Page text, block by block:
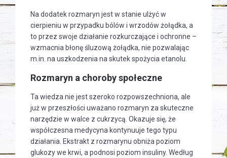
Na dodatek rozmaryn jest w stanie ulżyć w
cierpieniu w przypadku bólów i wrzodów żołądka, a
to przez swoje działanie rozkurczające i ochronne –
wzmacnia błonę śluzową żołądka, nie pozwalając
m.in. na uszkodzenia na skutek spożycia etanolu.
Rozmaryn a choroby społeczne
Ta wiedza nie jest szeroko rozpowszechniona, ale
już w przeszłości uważano rozmaryn za skuteczne
narzędzie w walce z cukrzycą. Okazuje się, że
współczesna medycyna kontynuuje tego typu
działania. Ekstrakt z rozmarynu obniża poziom
glukozy we krwi, a podnosi poziom insuliny. Według